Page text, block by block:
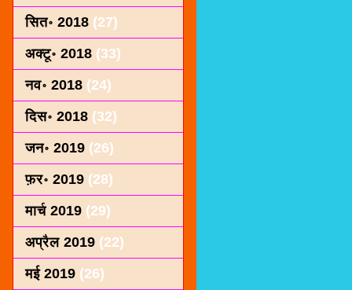
सित॰ 2018 (27)
अक्टू॰ 2018 (33)
नव॰ 2018 (24)
दिस॰ 2018 (32)
जन॰ 2019 (26)
फ़र॰ 2019 (28)
मार्च 2019 (29)
अप्रैल 2019 (22)
मई 2019 (26)